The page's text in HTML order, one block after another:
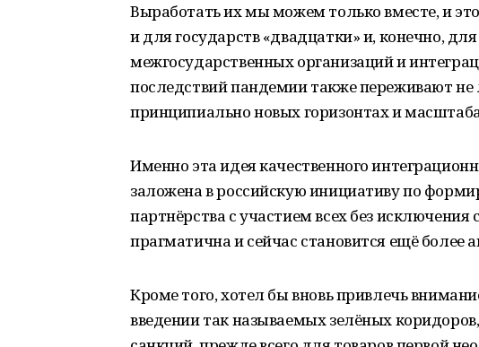
Выработать их мы можем только вместе, и
и для государств «двадцатки» и, конечно,
межгосударственных организаций и
последствий пандемии также переживают
принципиально новых горизонтах и
Именно эта идея качественного
заложена в российскую инициативу по
партнёрства с участием всех без
прагматична и сейчас становится ещё более
Кроме того, хотел бы вновь привлечь
введении так называемых зелёных